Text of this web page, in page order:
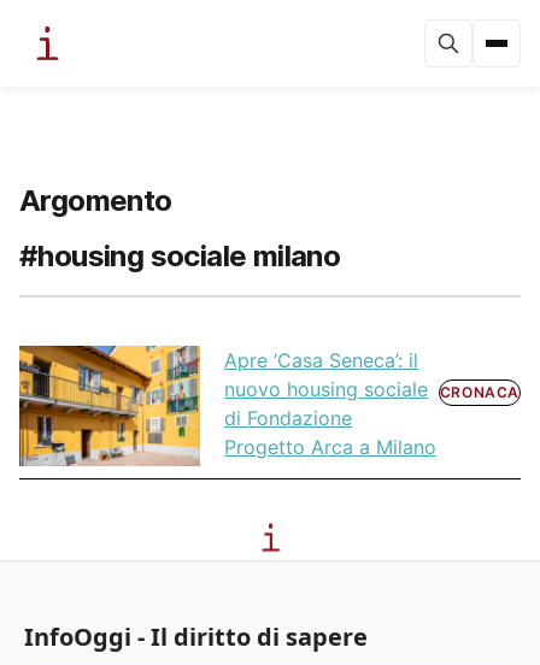
Argomento
#housing sociale milano
Apre ‘Casa Seneca’: il
nuovo housing sociale
di Fondazione
Progetto Arca a Milano
CRONACA
InfoOggi - Il diritto di sapere